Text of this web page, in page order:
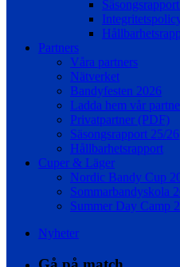
Partners
Våra partners
Nätverket
Bandyfesten 2026
Ladda hem vår
Privatpartner (PDF)
Säsongsrapport 25/26
Hållbarhetsrapport
Cuper & Läger
Nordic Bandy Cup
Sommarbandyskola
Summer Day Camp
Nyheter